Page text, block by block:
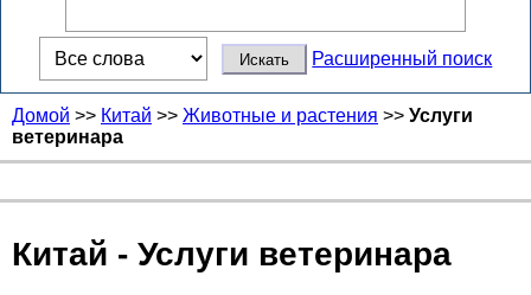
Расширенный поиск
Домой >> Китай >> Животные и растения >> Услуги
ветеринара
Китай - Услуги ветеринара